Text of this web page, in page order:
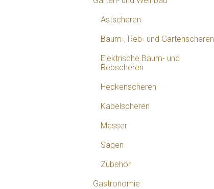
Astscheren
Baum-, Reb- und Gartenscheren
Elektrische Baum- und
Rebscheren
Heckenscheren
Kabelscheren
Messer
Sägen
Zubehör
Gastronomie